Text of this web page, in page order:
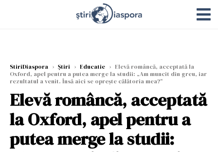
StiriDiaspora › Știri › Educatie › Elevă româncă, acceptată la
Oxford, apel pentru a putea merge la studii: „Am muncit din greu, iar
rezultatul a venit. Însă aici se oprește călătoria mea?“
Elevă româncă, acceptată
la Oxford, apel pentru a
putea merge la studii: